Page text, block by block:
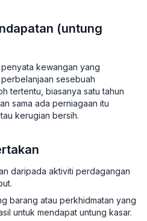
(untung
kewangan yang
sesebuah
tertentu, biasanya satu tahun
sama ada perniagaan itu
kerugian bersih.
daripada aktiviti perdagangan
barang atau perkhidmatan yang
untuk mendapat untung kasar.